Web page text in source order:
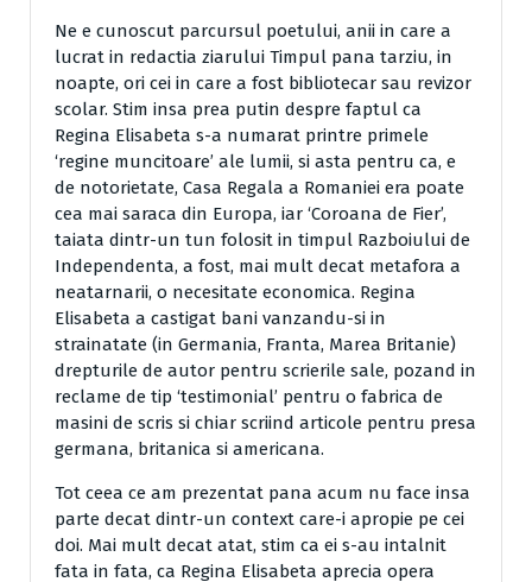
Ne e cunoscut parcursul poetului, anii in care a
lucrat in redactia ziarului Timpul pana tarziu, in
noapte, ori cei in care a fost bibliotecar sau revizor
scolar. Stim insa prea putin despre faptul ca
Regina Elisabeta s-a numarat printre primele
‘regine muncitoare’ ale lumii, si asta pentru ca, e
de notorietate, Casa Regala a Romaniei era poate
cea mai saraca din Europa, iar ‘Coroana de Fier’,
taiata dintr-un tun folosit in timpul Razboiului de
Independenta, a fost, mai mult decat metafora a
neatarnarii, o necesitate economica. Regina
Elisabeta a castigat bani vanzandu-si in
strainatate (in Germania, Franta, Marea Britanie)
drepturile de autor pentru scrierile sale, pozand in
reclame de tip ‘testimonial’ pentru o fabrica de
masini de scris si chiar scriind articole pentru presa
germana, britanica si americana.
Tot ceea ce am prezentat pana acum nu face insa
parte decat dintr-un context care-i apropie pe cei
doi. Mai mult decat atat, stim ca ei s-au intalnit
fata in fata, ca Regina Elisabeta aprecia opera